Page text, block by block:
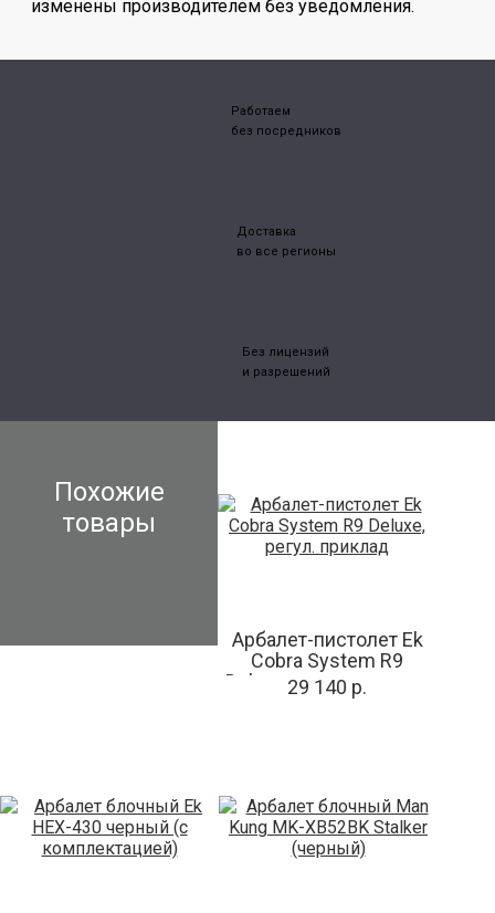
изменены производителем без уведомления.
Работаем
без посредников
Доставка
во все регионы
Без лицензий
и разрешений
Похожие
товары
Арбалет-пистолет Ek
Cobra System R9
Deluxe, регул. приклад
29 140 р.